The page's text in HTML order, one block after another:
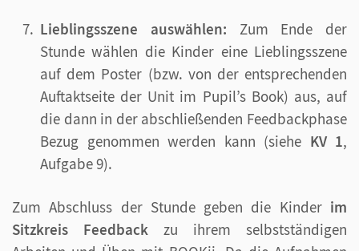
Lieblingsszene auswählen: Zum Ende der
Stunde wählen die Kinder eine Lieblingsszene
auf dem Poster (bzw. von der entsprechenden
Auftaktseite der Unit im Pupil’s Book) aus, auf
die dann in der abschließenden Feedbackphase
Bezug genommen werden kann (siehe KV 1,
Aufgabe 9).
Zum Abschluss der Stunde geben die Kinder im
Sitzkreis Feedback zu ihrem selbstständigen